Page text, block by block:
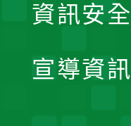
資訊安全
宣導資訊